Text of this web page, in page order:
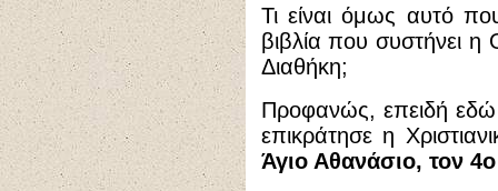
Τι είναι όμως αυτό
βιβλία που συστήνει η
Διαθήκη;
Προφανώς, επειδή
επικράτησε η
Άγιο Αθανάσιο, τον